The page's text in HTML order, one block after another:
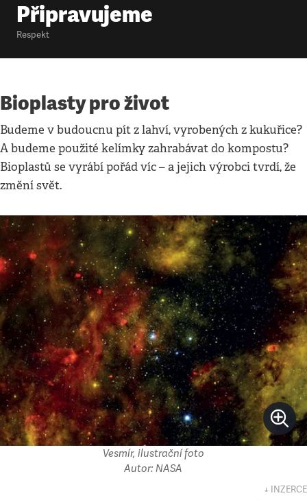
Připravujeme
Respekt
Bioplasty pro život
Budeme v budoucnu pít z lahví, vyrobených z kukuřice?
A budeme použité kelímky zahrabávat do kompostu?
Bioplastů se vyrábí pořád víc – a jejich výrobci tvrdí, že
změní svět.
Vesmír, ilustrační foto
Autor: NASA
↓ INZERCE